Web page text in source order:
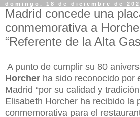
domingo, 18 de diciembre de
Madrid concede una
conmemorativa a
“Referente de la Alta
A punto de cumplir su 80
Horcher ha sido reconocido por
Madrid “por su calidad y
Elisabeth Horcher ha recibido la
conmemorativa para el